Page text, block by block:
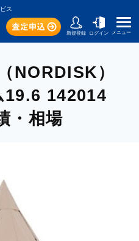
ス
新規登録 ログイン メニュー
NORDISK）
19.6 142014
・相場